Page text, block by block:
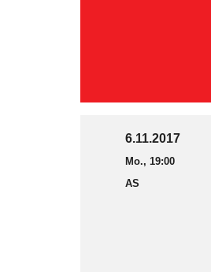
6.11.2017
Mo., 19:00
AS